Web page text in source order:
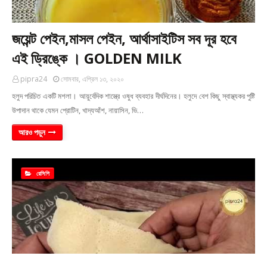
জয়েন্ট পেইন,মাসল পেইন, আর্থাসাইটিস সব দূর হবে
এই ড্রিঙ্কে । GOLDEN MILK
pipra24 সোমবার, এপ্রিল ১৩, ২০২০
হলুদ পরিচিত একটি মশলা। আয়ুর্বেদিক শাস্ত্রে ওষুধ ব্যবহার দীর্ঘদিনের। হলুদে বেশ কিছু স্বাস্থ্যকর পুষ্টি
উপাদান থাকে যেমন প্রোটিন, খাদ্যআঁশ, নায়াসিন, ভি…
আরও পড়ুন
রেসিপি